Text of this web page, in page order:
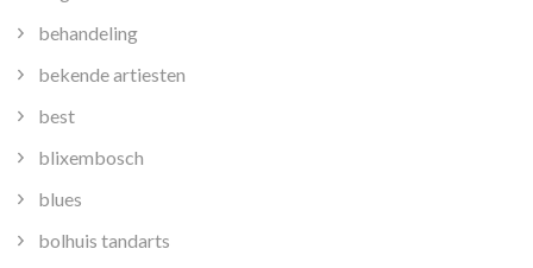
behandeling
bekende artiesten
best
blixembosch
blues
bolhuis tandarts